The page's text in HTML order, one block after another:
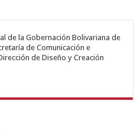
de la Gobernación Bolivariana de
de Comunicación e
de Diseño y Creación